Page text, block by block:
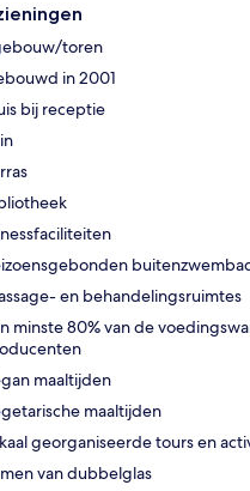
toren
in 2001
bij receptie
en behandelingsruimtes
minste 80% van de
maaltijden
maaltijden
georganiseerde tours en
van dubbelglas